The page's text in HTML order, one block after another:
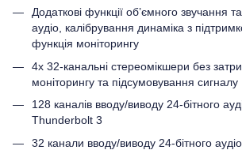
Додаткові функції об’ємного звучання
аудіо, калібрування динаміка з
функція моніторингу
4x 32-канальні стереомікшери без
моніторингу та підсумовування сигналу
128 каналів вводу/виводу 24-бітного
Thunderbolt 3
32 канали вводу/виводу 24-бітного